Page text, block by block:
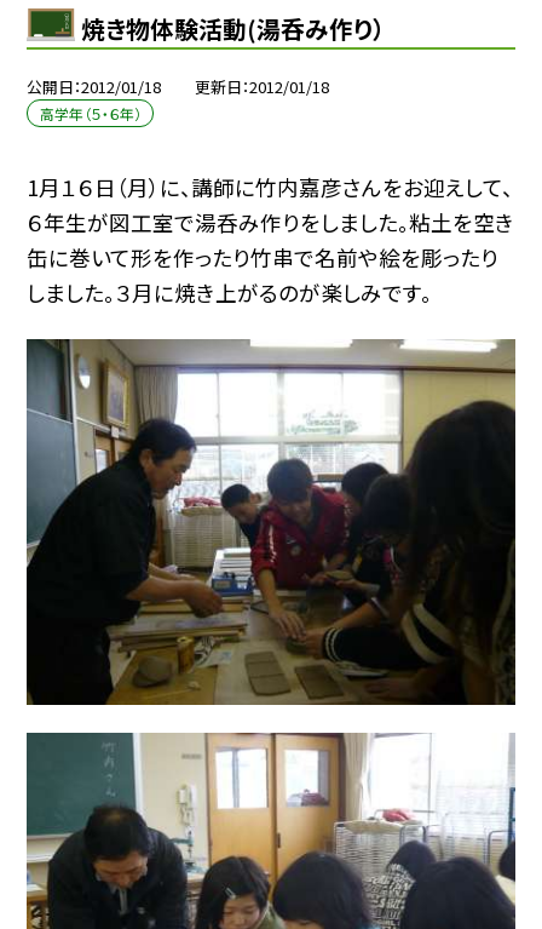
焼き物体験活動(湯呑み作り）
公開日 2012/01/18 更新日 2012/01/18
高学年（５・６年）
1月１６日（月）に、講師に竹内嘉彦さんをお迎えして、
６年生が図工室で湯呑み作りをしました。粘土を空き
缶に巻いて形を作ったり竹串で名前や絵を彫ったり
しました。３月に焼き上がるのが楽しみです。